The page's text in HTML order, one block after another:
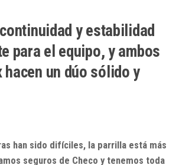
y estabilidad
para el equipo, y ambos
hacen un dúo sólido y
han sido difíciles, la parrilla está más
seguros de Checo y tenemos toda